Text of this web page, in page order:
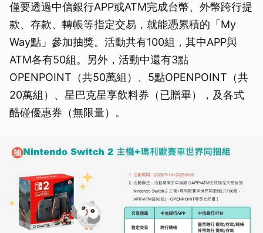
僅要透過中信銀行APP或ATM完成台幣、外幣跨行提
款、存款、轉帳等指定交易，就能憑累積的「My
Way點」參加抽獎。活動共有100組，其中APP與
ATM各有50組。另外，活動中還有3點
OPENPOINT（共50萬組）、5點OPENPOINT（共
20萬組）、星巴克星享飲料券（已贈畢），及各式
酷碰優惠券（無限量）。